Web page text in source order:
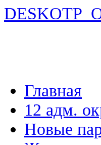
Главная
12 адм.
Новые